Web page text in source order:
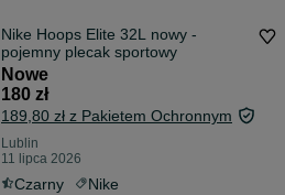
Nike Hoops Elite 32L nowy -
pojemny plecak sportowy
Nowe
180 zł
189,80 zł z Pakietem Ochronnym
Lublin
11 lipca 2026
Czarny Nike